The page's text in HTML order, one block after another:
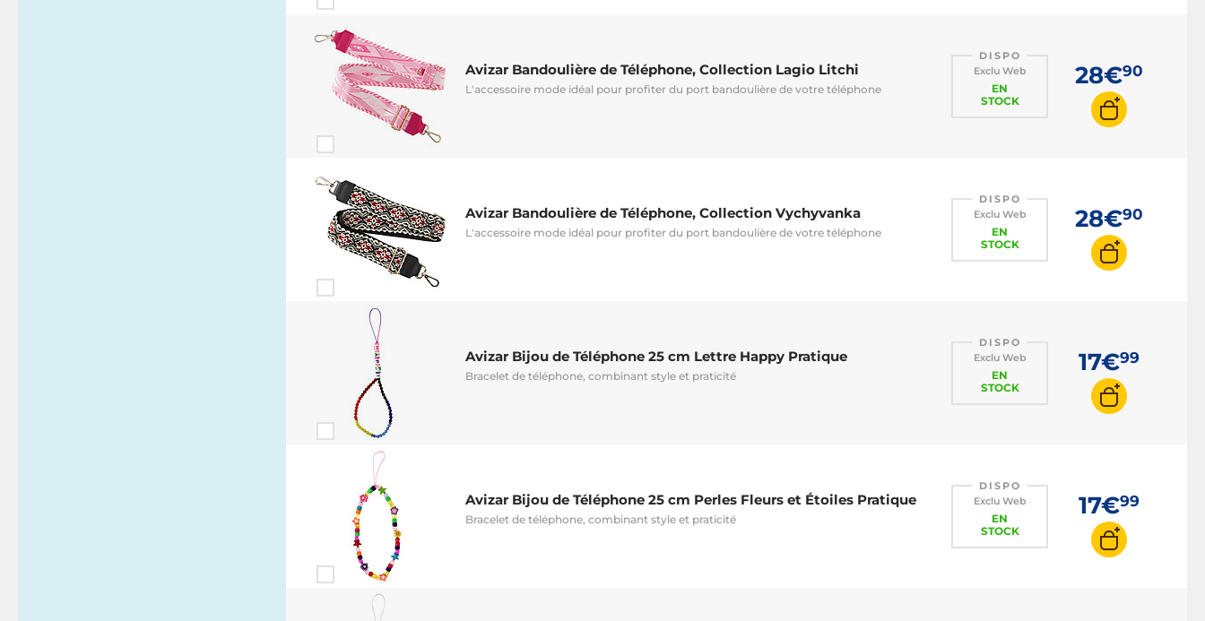
Avizar Bandoulière de Téléphone, Collection Lagio Litchi
L'accessoire mode idéal pour profiter du port bandoulière de votre téléphone
DISPO
Exclu Web
EN
STOCK
28€90
Avizar Bandoulière de Téléphone, Collection Vychyvanka
L'accessoire mode idéal pour profiter du port bandoulière de votre téléphone
DISPO
Exclu Web
EN
STOCK
28€90
Avizar Bijou de Téléphone 25 cm Lettre Happy Pratique
Bracelet de téléphone, combinant style et praticité
DISPO
Exclu Web
EN
STOCK
17€99
Avizar Bijou de Téléphone 25 cm Perles Fleurs et Étoiles Pratique
Bracelet de téléphone, combinant style et praticité
DISPO
Exclu Web
EN
STOCK
17€99